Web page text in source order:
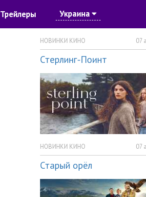
Трейлеры Украина
НОВИНКИ КИНО 07
Стерлинг-Поинт
НОВИНКИ КИНО 07
Старый орёл